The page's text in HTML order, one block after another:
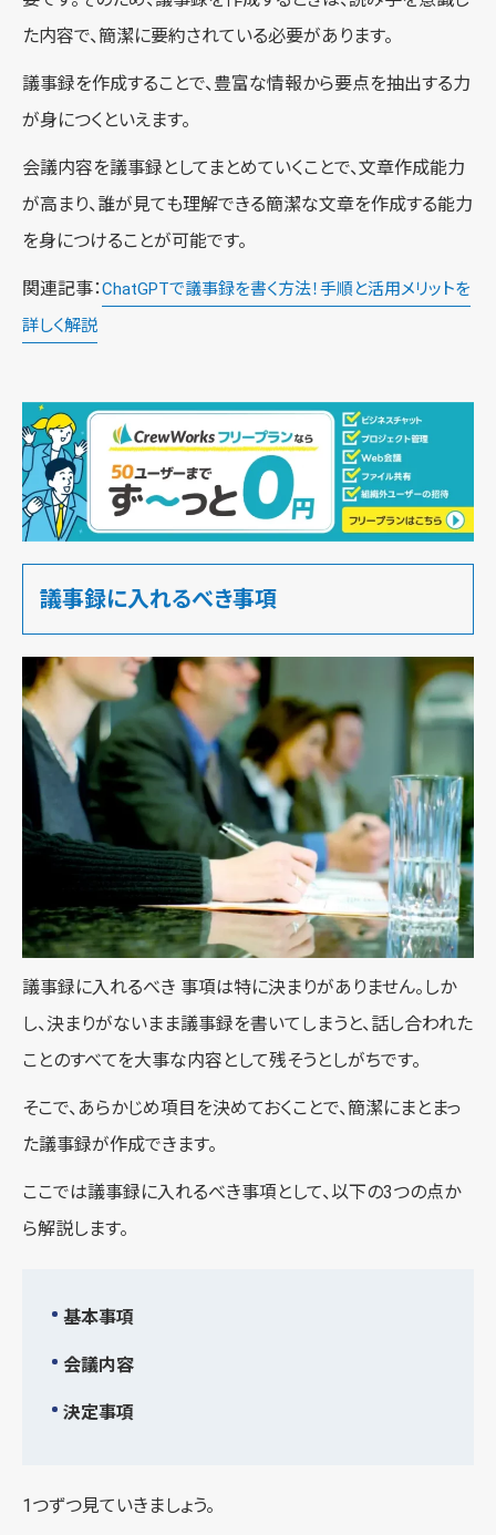
た内容で、簡潔に要約されている必要があります。
議事録を作成することで、豊富な情報から要点を抽出する力
が身につくといえます。
会議内容を議事録としてまとめていくことで、文章作成能力
が高まり、誰が見ても理解できる簡潔な文章を作成する能力
を身につけることが可能です。
関連記事：ChatGPTで議事録を書く方法！手順と活用メリットを
詳しく解説
議事録に入れるべき事項
議事録に入れるべき 事項は特に決まりがありません。しか
し、決まりがないまま議事録を書いてしまうと、話し合われた
ことのすべてを大事な内容として残そうとしがちです。
そこで、あらかじめ項目を決めておくことで、簡潔にまとまっ
た議事録が作成できます。
ここでは議事録に入れるべき事項として、以下の3つの点か
ら解説します。
基本事項
会議内容
決定事項
1つずつ見ていきましょう。